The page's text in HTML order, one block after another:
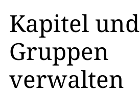
Kapitel und
Gruppen
verwalten